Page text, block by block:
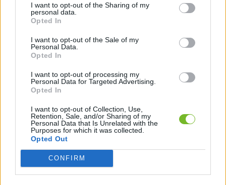
I want to opt-out of the Sharing of my
personal data.
Opted In
I want to opt-out of the Sale of my
Personal Data.
Opted In
I want to opt-out of processing my
Personal Data for Targeted Advertising.
Opted In
I want to opt-out of Collection, Use,
Retention, Sale, and/or Sharing of my
Personal Data that Is Unrelated with the
Purposes for which it was collected.
Opted Out
CONFIRM
Informácie o produkte Parametre
Konzola určená na uchytenie samonosného kábla a tlakových reproduktorov.
Dostávajte špeciálne akcie a novinky, ktoré pre
vás pripravujeme!